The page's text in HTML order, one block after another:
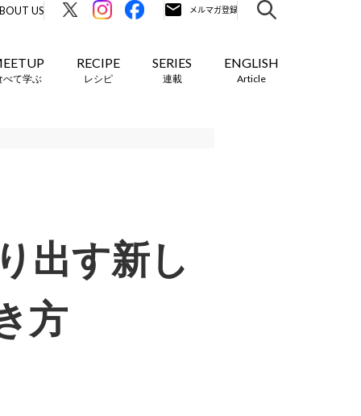
US
べて学ぶ
RECIPE
レシピ
SERIES
連載
ENGLISH
Article
出す新し
方